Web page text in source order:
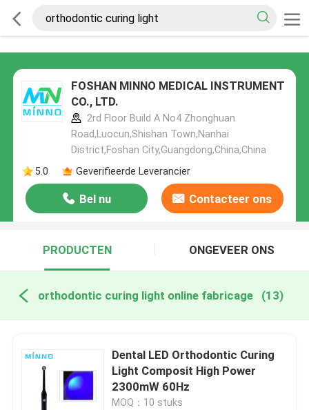
FOSHAN MINNO MEDICAL INSTRUMENT
CO., LTD.
2rd Floor Build A No4 Zhonghuan
Road,Luocun,Shishan Town,Nanhai
District,Foshan City,Guangdong,China,China
5.0
Geverifieerde Leverancier
Bel nu Contacteer ons
PRODUCTEN ONGEVEER ONS
orthodontic curing light online fabricage (13)
Dental LED Orthodontic Curing
Light Composit High Power
2300mW 60Hz
MOQ：10 stuks